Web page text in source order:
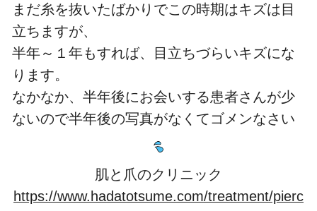
まだ糸を抜いたばかりでこの時期はキズは目
立ちますが、
半年～１年もすれば、目立ちづらいキズにな
ります。
なかなか、半年後にお会いする患者さんが少
ないので半年後の写真がなくてゴメンなさい
肌と爪のクリニック
https://www.hadatotsume.com/treatment/pierc